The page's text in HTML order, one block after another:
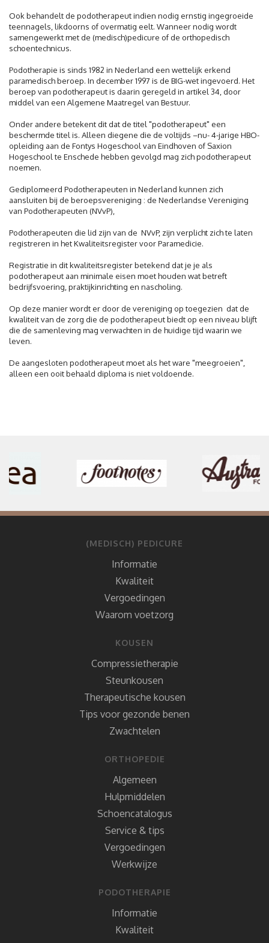
Ook behandelt de podotherapeut indien nodig ernstig ingegroeide
teennagels, likdoorns of overmatig eelt. Wanneer nodig wordt
samengewerkt met de (medisch)pedicure of de orthopedisch
schoentechnicus.
Podotherapie is sinds 1982 in Nederland een wettelijk erkend
paramedisch beroep. In december 1997 is de BIG-wet ingevoerd. Het
beroep van podotherapeut is daarin geregeld in artikel 34, door
middel van een Algemene Maatregel van Bestuur.
Onder andere betekent dit dat de titel "podotherapeut" een
beschermde titel is. Alleen diegene die de voltijds –nu- 4-jarige HBO-
opleiding aan de Fontys Hogeschool van Eindhoven of Saxion
Hogeschool te Enschede hebben gevolgd mag zich podotherapeut
noemen.
Gediplomeerd Podotherapeuten in Nederland kunnen zich
aansluiten bij de beroepsvereniging : de Nederlandse Vereniging
van Podotherapeuten (NVvP),
Podotherapeuten die lid zijn van de NVvP, zijn verplicht zich te laten
registreren in het Kwaliteitsregister voor Paramedicie.
Registratie in dit kwaliteitsregister betekend dat je je als
podotherapeut aan minimale eisen moet houden wat betreft
bedrijfsvoering, praktijkinrichting en nascholing.
Op deze manier wordt er door de vereniging op toegezien dat de
kwaliteit van de zorg die de podotherapeut biedt op een niveau blijft
die de samenleving mag verwachten in de huidige tijd waarin we
leven.
De aangesloten podotherapeut moet als het ware "meegroeien",
alleen een ooit behaald diploma is niet voldoende.
(MEDISCH) PEDICURE
Informatie
Kwaliteit
Vergoedingen
Waarom voetzorg
KOUSEN
Compressietherapie
Steunkousen
Therapeutische kousen
Tips voor gezonde benen
Zwachtelen
ORTHOPEDIE
Algemeen
Hulpmiddelen
Schoencatalogus
Service & tips
Vergoedingen
Werkwijze
PODOTHERAPIE
Informatie
Kwaliteit